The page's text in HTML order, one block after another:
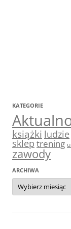
KATEGORIE
książki ludzie
skleptrening
zawody
ARCHIWA
Archiwa